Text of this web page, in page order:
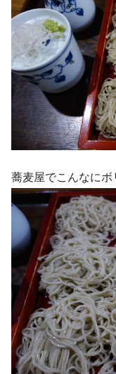
蕎麦屋でこんなにボ